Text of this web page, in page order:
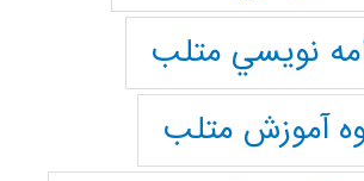
نويسي متلب
آموزش متلب